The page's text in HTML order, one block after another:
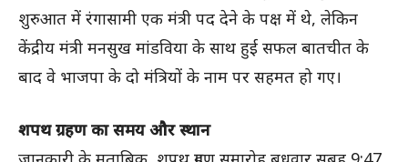
शुरुआत में रंगासामी एक मंत्री पद देने के पक्ष में थे, लेकिन
केंद्रीय मंत्री मनसुख मांडविया के साथ हुई सफल बातचीत के
बाद वे भाजपा के दो मंत्रियों के नाम पर सहमत हो गए।
शपथ ग्रहण का समय और स्थान